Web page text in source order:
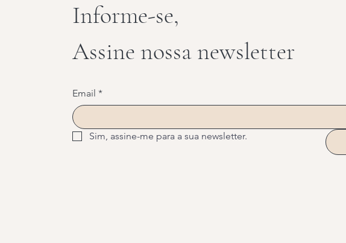
Informe-se,
Assine nossa newsletter
Email *
Sim, assine-me para a sua newsletter.